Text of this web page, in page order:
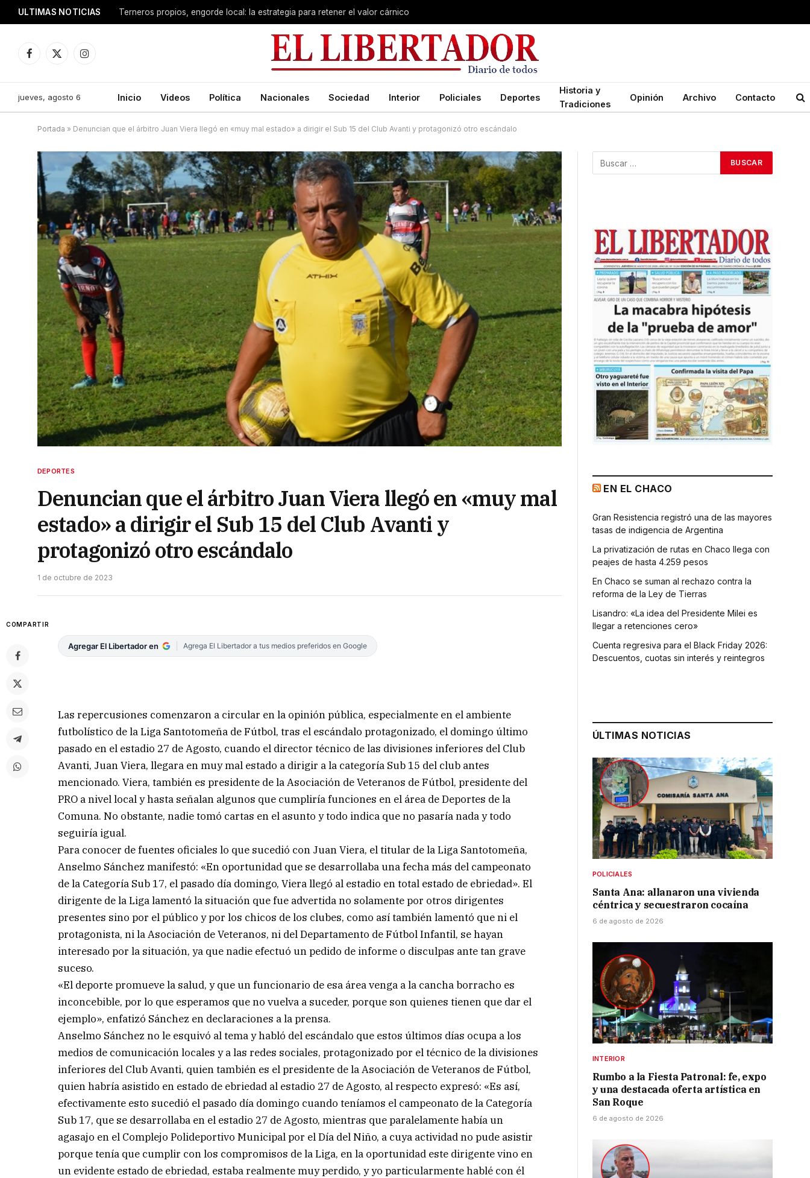
ULTIMAS NOTICIAS Terneros propios, engorde local: la estrategia para retener el valor cárnico
Facebook
X
Instagram
jueves, agosto 6 Inicio Videos Política Nacionales Sociedad Interior Policiales Deportes
Historia y
Tradiciones
Opinión Archivo Contacto
Portada » Denuncian que el árbitro Juan Viera llegó en «muy mal estado» a dirigir el Sub 15 del Club Avanti y protagonizó otro escándalo
DEPORTES
Denuncian que el árbitro Juan Viera llegó en «muy mal
estado» a dirigir el Sub 15 del Club Avanti y
protagonizó otro escándalo
1 de octubre de 2023
COMPARTIR
Agregar El Libertador en Agrega El Libertador a tus medios preferidos en Google
Las repercusiones comenzaron a circular en la opinión pública, especialmente en el ambiente
futbolístico de la Liga Santotomeña de Fútbol, tras el escándalo protagonizado, el domingo último
pasado en el estadio 27 de Agosto, cuando el director técnico de las divisiones inferiores del Club
Avanti, Juan Viera, llegara en muy mal estado a dirigir a la categoría Sub 15 del club antes
mencionado. Viera, también es presidente de la Asociación de Veteranos de Fútbol, presidente del
PRO a nivel local y hasta señalan algunos que cumpliría funciones en el área de Deportes de la
Comuna. No obstante, nadie tomó cartas en el asunto y todo indica que no pasaría nada y todo
seguiría igual.
Para conocer de fuentes oficiales lo que sucedió con Juan Viera, el titular de la Liga Santotomeña,
Anselmo Sánchez manifestó: «En oportunidad que se desarrollaba una fecha más del campeonato
de la Categoría Sub 17, el pasado día domingo, Viera llegó al estadio en total estado de ebriedad». El
dirigente de la Liga lamentó la situación que fue advertida no solamente por otros dirigentes
presentes sino por el público y por los chicos de los clubes, como así también lamentó que ni el
protagonista, ni la Asociación de Veteranos, ni del Departamento de Fútbol Infantil, se hayan
interesado por la situación, ya que nadie efectuó un pedido de informe o disculpas ante tan grave
suceso.
«El deporte promueve la salud, y que un funcionario de esa área venga a la cancha borracho es
inconcebible, por lo que esperamos que no vuelva a suceder, porque son quienes tienen que dar el
ejemplo», enfatizó Sánchez en declaraciones a la prensa.
Anselmo Sánchez no le esquivó al tema y habló del escándalo que estos últimos días ocupa a los
medios de comunicación locales y a las redes sociales, protagonizado por el técnico de la divisiones
inferiores del Club Avanti, quien también es el presidente de la Asociación de Veteranos de Fútbol,
quien habría asistido en estado de ebriedad al estadio 27 de Agosto, al respecto expresó: «Es así,
efectivamente esto sucedió el pasado día domingo cuando teníamos el campeonato de la Categoría
Sub 17, que se desarrollaba en el estadio 27 de Agosto, mientras que paralelamente había un
agasajo en el Complejo Polideportivo Municipal por el Día del Niño, a cuya actividad no pude asistir
porque tenía que cumplir con los compromisos de la Liga, en la oportunidad este dirigente vino en
un evidente estado de ebriedad, estaba realmente muy perdido, y yo particularmente hablé con él
EN EL CHACO
Gran Resistencia registró una de las mayores
tasas de indigencia de Argentina
La privatización de rutas en Chaco llega con
peajes de hasta 4.259 pesos
En Chaco se suman al rechazo contra la
reforma de la Ley de Tierras
Lisandro: «La idea del Presidente Milei es
llegar a retenciones cero»
Cuenta regresiva para el Black Friday 2026:
Descuentos, cuotas sin interés y reintegros
ÚLTIMAS NOTICIAS
POLICIALES
Santa Ana: allanaron una vivienda
céntrica y secuestraron cocaína
6 de agosto de 2026
INTERIOR
Rumbo a la Fiesta Patronal: fe, expo
y una destacada oferta artística en
San Roque
6 de agosto de 2026